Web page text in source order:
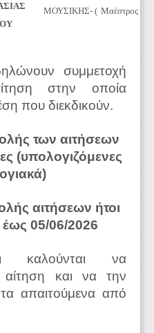
ΜΟΥΣΙΚΗΣ- ( Μαέστρος
συμμετοχή
στην οποία
που διεκδικούν.
των αιτήσεων
(υπολογιζόμενες
αιτήσεων ήτοι
05/06/2026
καλούνται να
και να την
απαιτούμενα από